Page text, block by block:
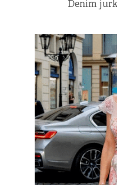
Denim